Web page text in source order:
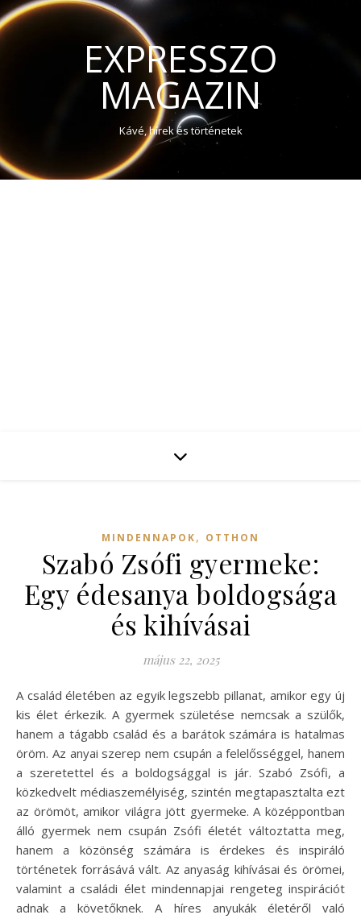
EXPRESSZO
MAGAZIN
Kávé, hírek és történetek
MINDENNAPOK, OTTHON
Szabó Zsófi gyermeke:
Egy édesanya boldogsága
és kihívásai
május 22, 2025
A család életében az egyik legszebb pillanat, amikor egy új
kis élet érkezik. A gyermek születése nemcsak a szülők,
hanem a tágabb család és a barátok számára is hatalmas
öröm. Az anyai szerep nem csupán a felelősséggel, hanem
a szeretettel és a boldogsággal is jár. Szabó Zsófi, a
közkedvelt médiaszemélyiség, szintén megtapasztalta ezt
az örömöt, amikor világra jött gyermeke. A középpontban
álló gyermek nem csupán Zsófi életét változtatta meg,
hanem a közönség számára is érdekes és inspiráló
történetek forrásává vált. Az anyaság kihívásai és örömei,
valamint a családi élet mindennapjai rengeteg inspirációt
adnak a követőknek. A híres anyukák életéről való